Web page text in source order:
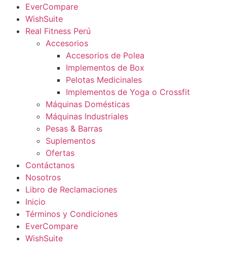
EverCompare
WishSuite
Real Fitness Perú
Accesorios
Accesorios de Polea
Implementos de Box
Pelotas Medicinales
Implementos de Yoga o Crossfit
Máquinas Domésticas
Máquinas Industriales
Pesas & Barras
Suplementos
Ofertas
Contáctanos
Nosotros
Libro de Reclamaciones
Inicio
Términos y Condiciones
EverCompare
WishSuite